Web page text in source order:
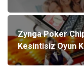
Zynga Poker
Kesintisiz Oyun